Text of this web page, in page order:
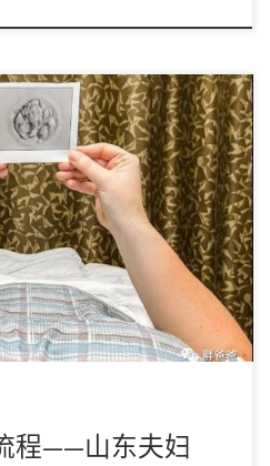
性别的情况下，生男生女只能随
求的家庭苦恼，儿女双 […]
程——山东夫妇